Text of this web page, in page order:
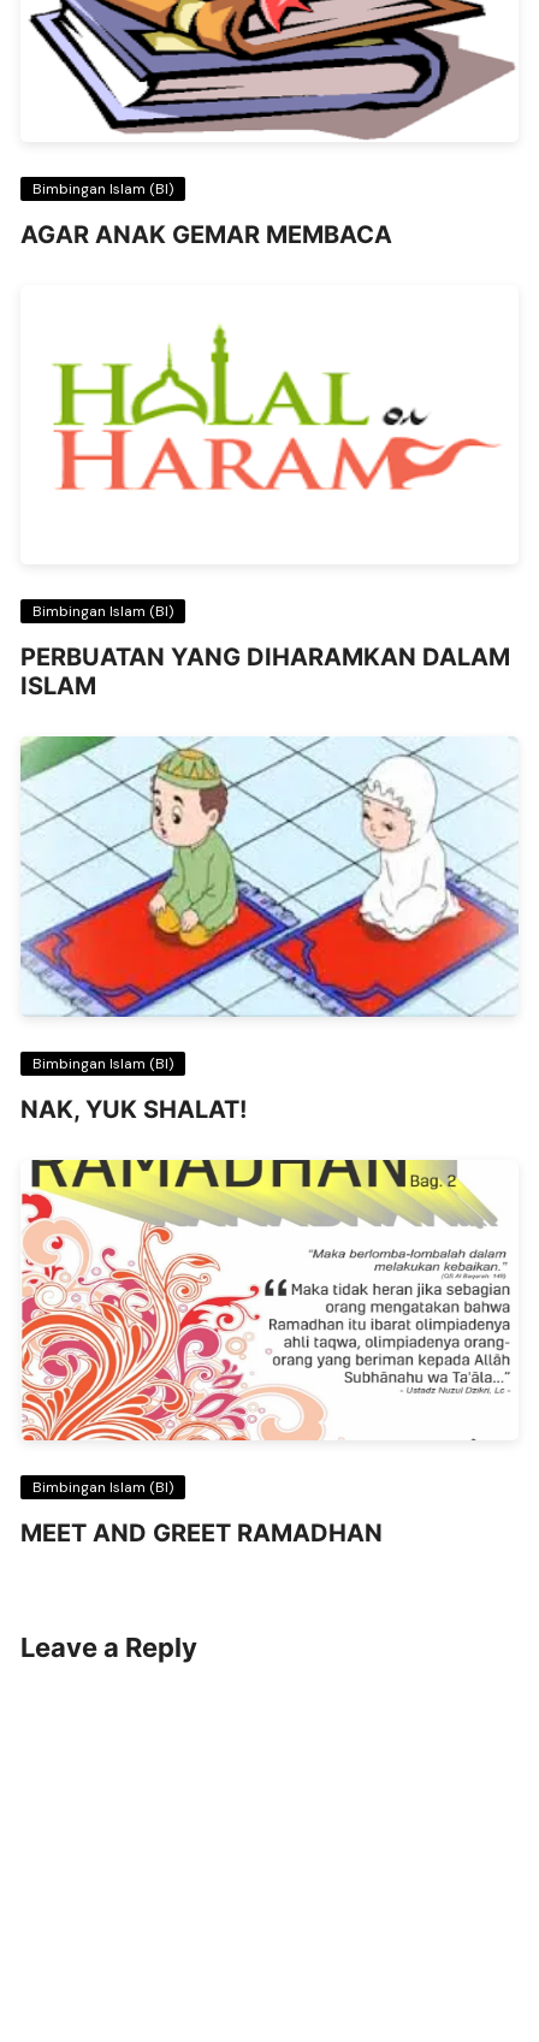
Bimbingan Islam (BI)
AGAR ANAK GEMAR MEMBACA
Bimbingan Islam (BI)
PERBUATAN YANG DIHARAMKAN DALAM
ISLAM
Bimbingan Islam (BI)
NAK, YUK SHALAT!
Bimbingan Islam (BI)
MEET AND GREET RAMADHAN
Leave a Reply